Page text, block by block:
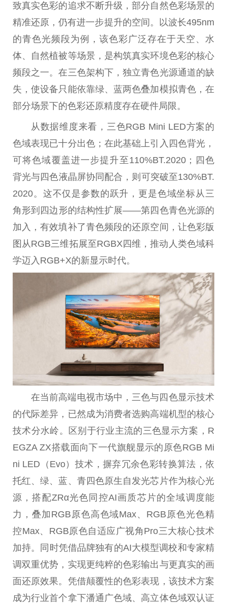
致真实色彩的追求不断升级，部分自然色彩场景的
精准还原，仍有进一步提升的空间。以波长495nm
的青色光频段为例，该色彩广泛存在于天空、水
体、自然植被等场景，是构筑真实环境色彩的核心
频段之一。在三色架构下，独立青色光源通道的缺
失，使设备只能依靠绿、蓝两色叠加模拟青色，在
部分场景下的色彩还原精度存在硬件局限。
从数据维度来看，三色RGB Mini LED方案的
色域表现已十分出色；在此基础上引入四色背光，
可将色域覆盖进一步提升至110%BT.2020；四色
背光与四色液晶屏协同配合，则可突破至130%BT.
2020。这不仅是参数的跃升，更是色域坐标从三
角形到四边形的结构性扩展——第四色青色光源的
加入，有效填补了青色频段的还原空间，让色彩版
图从RGB三维拓展至RGBX四维，推动人类色域科
学迈入RGB+X的新显示时代。
在当前高端电视市场中，三色与四色显示技术
的代际差异，已然成为消费者选购高端机型的核心
技术分水岭。区别于行业主流的三色显示方案，R
EGZA ZX搭载面向下一代旗舰显示的原色RGB Mi
ni LED（Evo）技术，摒弃冗余色彩转换算法，依
托红、绿、蓝、青四色原生自发光芯片作为核心光
源，搭配ZRα光色同控AI画质芯片的全域调度能
力，叠加RGB原色高色域Max、RGB原色光色精
控Max、RGB原色自适应广视角Pro三大核心技术
加持。同时凭借品牌独有的AI大模型调校和专家精
调双重优势，实现更纯粹的色彩输出与更真实的画
面还原效果。凭借颠覆性的色彩表现，该技术方案
成为行业首个拿下潘通广色域、高立体色域双认证